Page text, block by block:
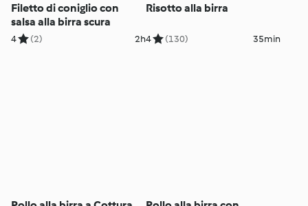
Filetto di coniglio con
salsa alla birra scura
4 (2) 2h
Risotto alla birra
4 (130) 35min